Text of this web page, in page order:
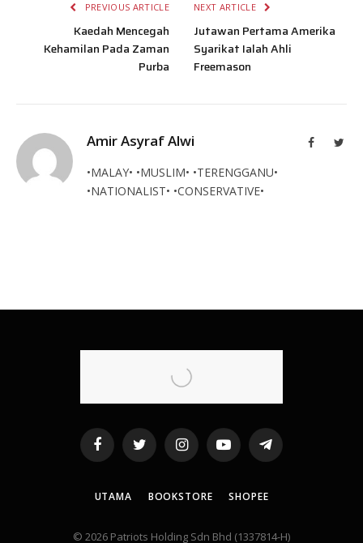
PREVIOUS ARTICLE
Kaedah Mencegah
Kehamilan Pada Zaman
Purba
NEXT ARTICLE
Jutawan Pertama Amerika
Syarikat Ialah Ahli
Freemason
Amir Asyraf Alwi Facebook
•MALAY• •MUSLIM• •TERENGGANU•
•NATIONALIST• •CONSERVATIVE•
FacebookTwitter InstagramYouTubeTelegram
UTAMA BOOKSTORE SHOPEE
© 2026 Patriots Holding Sdn Bhd (1337814-H)